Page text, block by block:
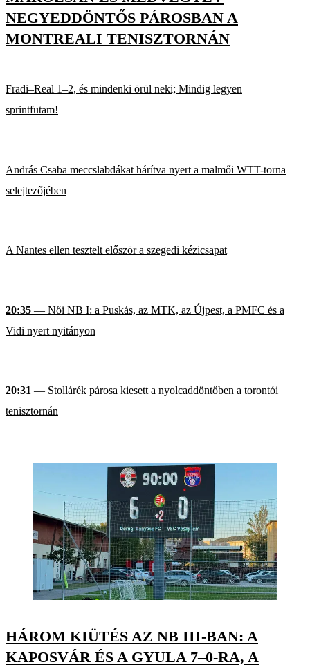
NEGYEDDÖNTŐS PÁROSBAN A
MONTREALI TENISZTORNÁN
Fradi–Real 1–2, és mindenki örül neki; Mindig legyen
sprintfutam!
András Csaba meccslabdákat hárítva nyert a malmői WTT-torna
selejtezőjében
A Nantes ellen tesztelt először a szegedi kézicsapat
20:35 — Női NB I: a Puskás, az MTK, az Újpest, a PMFC és a
Vidi nyert nyitányon
20:31 — Stollárék párosa kiesett a nyolcaddöntőben a torontói
tenisztornán
HÁROM KIÜTÉS AZ NB III-BAN: A
KAPOSVÁR ÉS A GYULA 7–0-RA, A